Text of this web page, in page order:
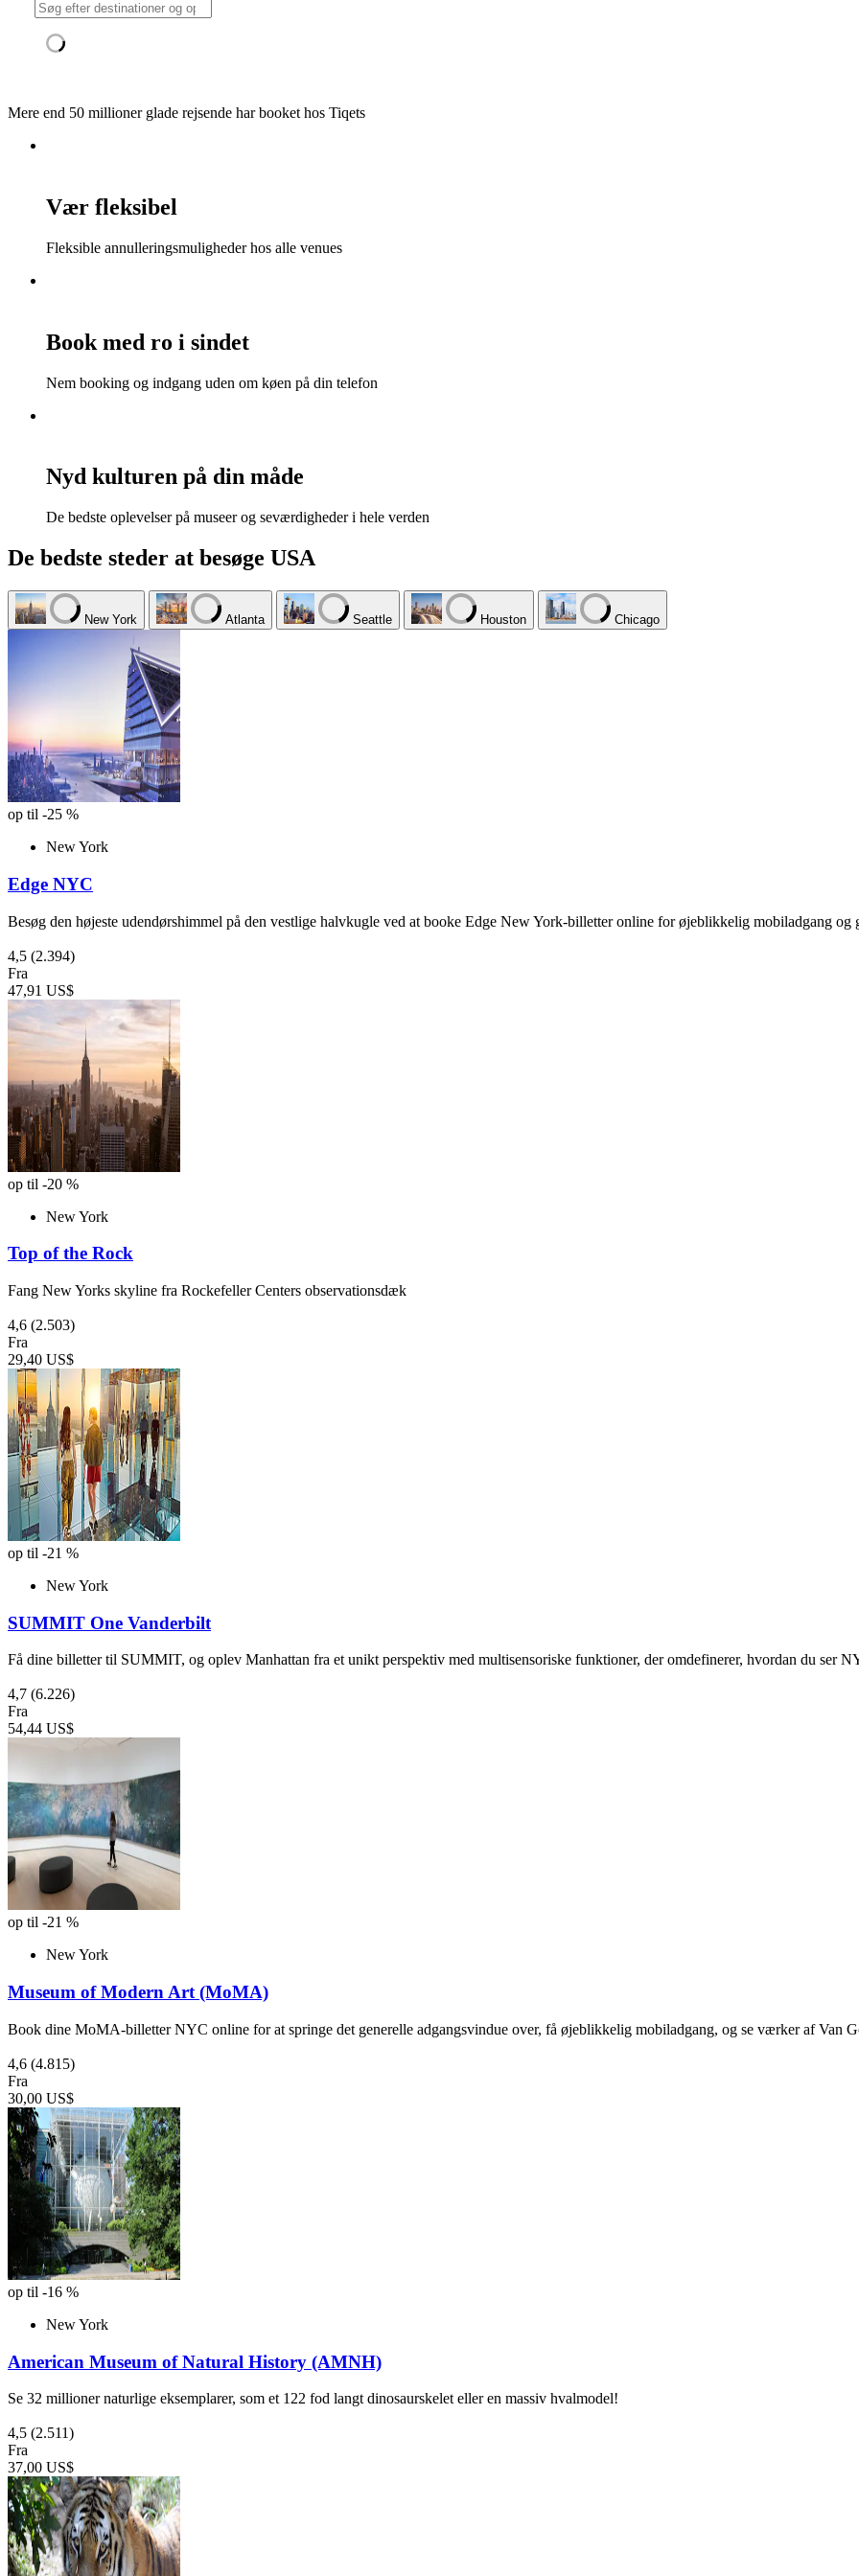
Mere end 50 millioner glade rejsende har booket hos Tiqets
Vær fleksibel
Fleksible annulleringsmuligheder hos alle venues
Book med ro i sindet
Nem booking og indgang uden om køen på din telefon
Nyd kulturen på din måde
De bedste oplevelser på museer og seværdigheder i hele verden
De bedste steder at besøge USA
New York Atlanta Seattle Houston Chicago
op til -25 %
New York
Edge NYC
Besøg den højeste udendørshimmel på den vestlige halvkugle ved at booke Edge New York-billetter online for øjeblikkelig mobiladgang og
4,5 (2.394)
Fra
47,91 US$
op til -20 %
New York
Top of the Rock
Fang New Yorks skyline fra Rockefeller Centers observationsdæk
4,6 (2.503)
Fra
29,40 US$
op til -21 %
New York
SUMMIT One Vanderbilt
Få dine billetter til SUMMIT, og oplev Manhattan fra et unikt perspektiv med multisensoriske funktioner, der omdefinerer, hvordan du ser
4,7 (6.226)
Fra
54,44 US$
op til -21 %
New York
Museum of Modern Art (MoMA)
Book dine MoMA-billetter NYC online for at springe det generelle adgangsvindue over, få øjeblikkelig mobiladgang, og se værker af Van
4,6 (4.815)
Fra
30,00 US$
op til -16 %
New York
American Museum of Natural History (AMNH)
Se 32 millioner naturlige eksemplarer, som et 122 fod langt dinosaurskelet eller en massiv hvalmodel!
4,5 (2.511)
Fra
37,00 US$